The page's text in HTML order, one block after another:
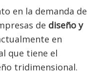
en la demanda de
de diseño y
en
que tiene el
tridimensional.